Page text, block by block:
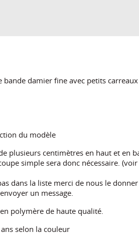
damier fine avec petits
du modèle
plusieurs centimètres en haut et en
simple sera donc nécessaire.
dans la liste merci de nous le
un message.
polymère de haute qualité.
selon la couleur